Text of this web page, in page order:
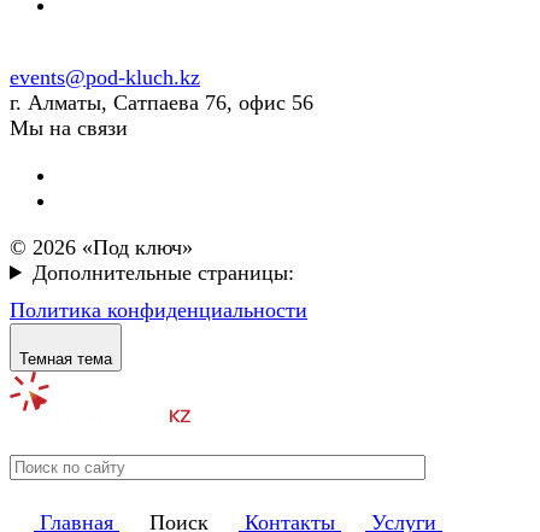
events@pod-kluch.kz
г. Алматы, Сатпаева 76, офис 56
Мы на связи
© 2026 «Под ключ»
Дополнительные страницы:
Политика конфиденциальности
Темная тема
Главная Поиск Контакты Услуги